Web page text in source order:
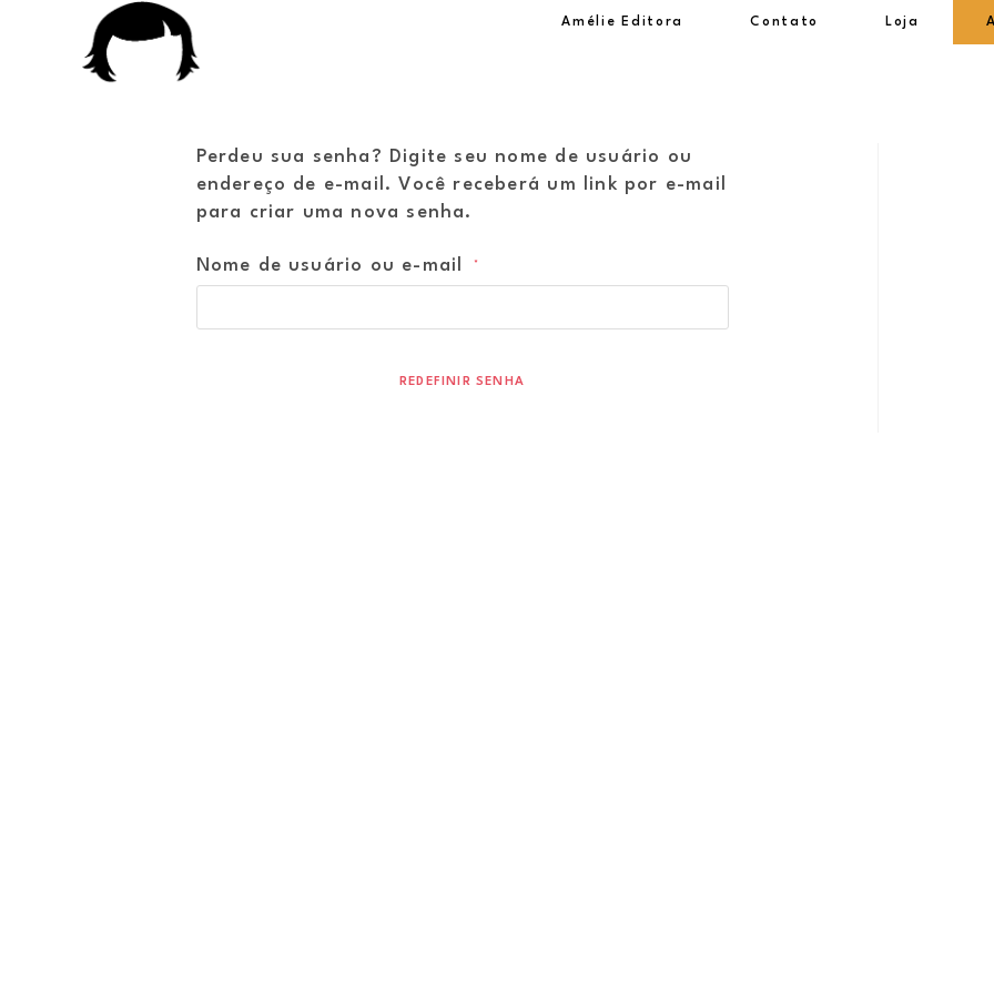
Amélie Editora Contato Loja
Perdeu sua senha? Digite seu nome de usuário ou
endereço de e-mail. Você receberá um link por e-mail
para criar uma nova senha.
Nome de usuário ou e-mail *
REDEFINIR SENHA